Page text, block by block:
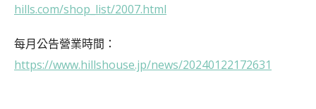
hills.com/shop_list/2007.html
每月公告營業時間：
https://www.hillshouse.jp/news/20240122172631